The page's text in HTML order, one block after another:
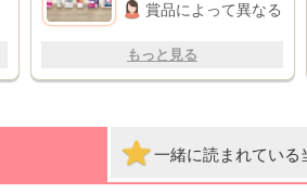
賞品によって異なる
もっと見る
一緒に読まれている